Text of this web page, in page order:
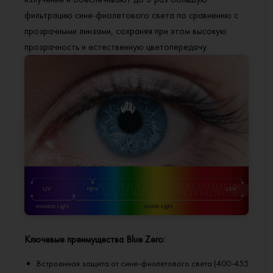
Glacier EXPRESSION
просветления высочайшего уровня и минимальным
остаточным рефлексом.
фильтрацию сине-фиолетового света по сравнению с
прозрачными линзами, сохраняя при этом высокую
прозрачность и естественную цветопередачу.
Ключевые преимущества Blue Zero:
Встроенная защита от сине-фиолетового света (400-455